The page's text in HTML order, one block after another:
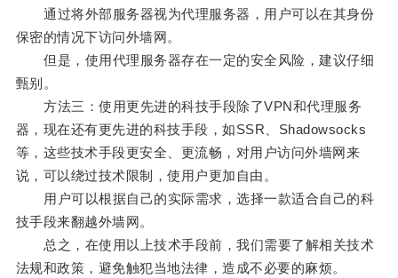
通过将外部服务器视为代理服务器，用户可以在其身份
保密的情况下访问外墙网。
但是，使用代理服务器存在一定的安全风险，建议仔细
甄别。
方法三：使用更先进的科技手段除了VPN和代理服务
器，现在还有更先进的科技手段，如SSR、Shadowsocks
等，这些技术手段更安全、更流畅，对用户访问外墙网来
说，可以绕过技术限制，使用户更加自由。
用户可以根据自己的实际需求，选择一款适合自己的科
技手段来翻越外墙网。
总之，在使用以上技术手段前，我们需要了解相关技术
法规和政策，避免触犯当地法律，造成不必要的麻烦。